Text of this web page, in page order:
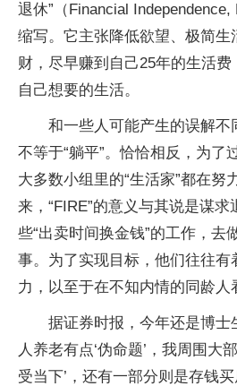
退休”（Financial
缩写。它主张降低欲望、极简生
财，尽早赚到自己25年的生活
自己想要的生活。
和一些人可能产生的误解不
不等于“躺平”。恰恰相反，为了
大多数小组里的“生活家”都在努
来，“FIRE”的意义与其说是谋
些“出卖时间换金钱”的工作，去
事。为了实现目标，他们往往有
力，以至于在不知内情的同龄人
据证券时报，今年还是博士
人养老有点‘伪命题’，我周围大
受当下’，还有一部分则是存钱